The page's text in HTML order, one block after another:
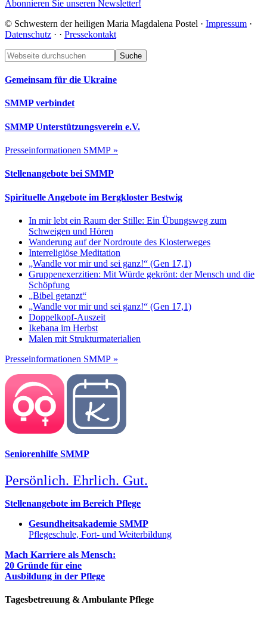
Abonnieren Sie unseren Newsletter!
© Schwestern der heiligen Maria Magdalena Postel · Impressum ·
Datenschutz · · Pressekontakt
Footer
Webseite
durchsuchen
Gemeinsam für die Ukraine
SMMP verbindet
SMMP Unterstützungsverein e.V.
Presseinformationen SMMP »
Stellenangebote bei SMMP
Spirituelle Angebote im Bergkloster Bestwig
In mir lebt ein Raum der Stille: Ein Übungsweg zum
Schweigen und Hören
Wanderung auf der Nordroute des Klosterweges
Interreligiöse Meditation
„Wandle vor mir und sei ganz!“ (Gen 17,1)
Gruppenexerzitien: Mit Würde gekrönt: der Mensch und die
Schöpfung
„Bibel getanzt“
„Wandle vor mir und sei ganz!“ (Gen 17,1)
Doppelkopf-Auszeit
Ikebana im Herbst
Malen mit Strukturmaterialien
Presseinformationen SMMP »
Seniorenhilfe SMMP
Persönlich. Ehrlich. Gut.
Stellenangebote im Bereich Pflege
Gesundheitsakademie SMMP
Pflegeschule, Fort- und Weiterbildung
Mach Karriere als Mensch:
20 Gründe für eine
Ausbildung in der Pflege
Tagesbetreuung & Ambulante Pflege